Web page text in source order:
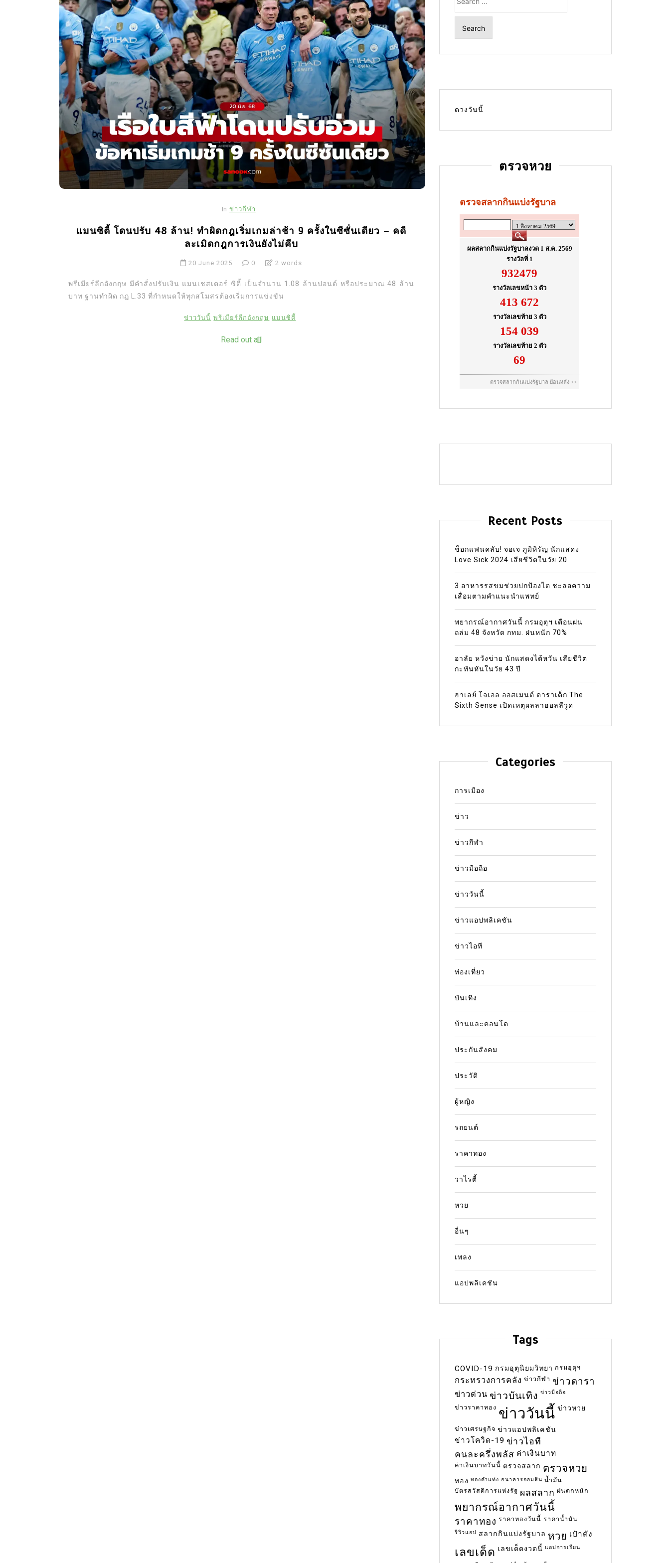
In ข่าวกีฬา
แมนซิตี้ โดนปรับ 48 ล้าน! ทำผิดกฎเริ่มเกมล่าช้า 9 ครั้งในซีซั่นเดียว – คดี
ละเมิดกฎการเงินยังไม่คืบ
20 June 2025 0 2 words
พรีเมียร์ลีกอังกฤษ มีคำสั่งปรับเงิน แมนเชสเตอร์ ซิตี้ เป็นจำนวน 1.08 ล้านปอนด์ หรือประมาณ 48 ล้าน
บาท ฐานทำผิด กฎ L.33 ที่กำหนดให้ทุกสโมสรต้องเริ่มการแข่งขัน
ข่าววันนี้ พรีเมียร์ลีกอังกฤษ แมนซิตี้
Read out all
for:
ดวงวันนี้
ตรวจหวย
Recent Posts
ช็อกแฟนคลับ! จอเจ ภูมิหิรัญ นักแสดง
Love Sick 2024 เสียชีวิตในวัย 20
3 อาหารรสขมช่วยปกป้องไต ชะลอความ
เสื่อมตามคำแนะนำแพทย์
พยากรณ์อากาศวันนี้ กรมอุตุฯ เตือนฝน
ถล่ม 48 จังหวัด กทม. ฝนหนัก 70%
อาลัย หวังข่าย นักแสดงไต้หวัน เสียชีวิต
กะทันหันในวัย 43 ปี
ฮาเลย์ โจเอล ออสเมนต์ ดาราเด็ก The
Sixth Sense เปิดเหตุผลลาฮอลลีวูด
Categories
การเมือง
ข่าว
ข่าวกีฬา
ข่าวมือถือ
ข่าววันนี้
ข่าวแอปพลิเคชัน
ข่าวไอที
ท่องเที่ยว
บันเทิง
บ้านและคอนโด
ประกันสังคม
ประวัติ
ผู้หญิง
รถยนต์
ราคาทอง
วาไรตี้
หวย
อื่นๆ
เพลง
แอปพลิเคชัน
Tags
COVID-19 กรมอุตุนิยมวิทยา กรมอุตุฯ
กระทรวงการคลัง ข่าวกีฬา ข่าวดารา
ข่าวด่วน ข่าวบันเทิง ข่าวมือถือ
ข่าวราคาทอง ข่าววันนี้ ข่าวหวย
ข่าวเศรษฐกิจ ข่าวแอปพลิเคชัน
ข่าวโควิด-19 ข่าวไอที
คนละครึ่งพลัส ค่าเงินบาท
ค่าเงินบาทวันนี้ ตรวจสลาก ตรวจหวย
ทอง ทองคำแท่ง ธนาคารออมสิน น้ำมัน
บัตรสวัสดิการแห่งรัฐ ผลสลาก ฝนตกหนัก
พยากรณ์อากาศวันนี้
ราคาทอง ราคาทองวันนี้ ราคาน้ำมัน
รีวิวแอป สลากกินแบ่งรัฐบาล หวย เป๋าตัง
เลขเด็ด เลขเด็ดงวดนี้ แอปการเรียน